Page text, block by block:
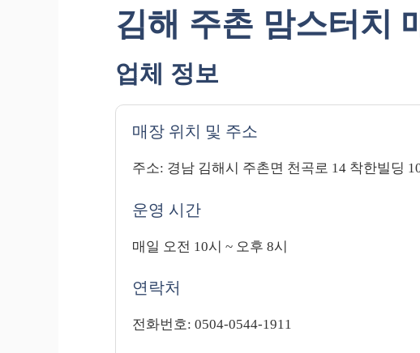
김해 주촌 맘스터치
업체 정보
매장 위치 및 주소
주소: 경남 김해시 주촌면 천곡로 14 착한빌딩
운영 시간
매일 오전 10시 ~ 오후 8시
연락처
전화번호: 0504-0544-1911